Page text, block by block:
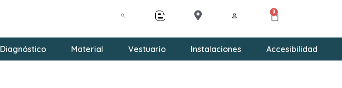
0
Diagnóstico Material Vestuario Instalaciones Accesibilidad